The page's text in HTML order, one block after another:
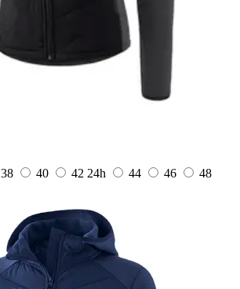
38 40 42 24h 44 46
48